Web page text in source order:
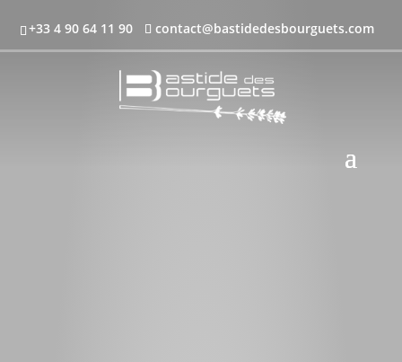
+33 4 90 64 11 90 contact@bastidedesbourguets.com